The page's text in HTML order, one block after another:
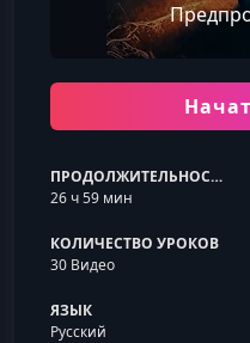
ПРОДОЛЖИТЕЛЬНОСТЬ
26 ч 59 мин
КОЛИЧЕСТВО УРОКОВ
30 Видео
ЯЗЫК
Русский